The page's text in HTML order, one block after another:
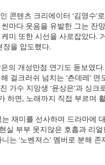
콘텐츠 크리에이터 ‘김영수’
마다 웃음을 유발한 그는 잔
미 또한 시선을 사로잡았다.
장을 압도했다.
의 개성만점 연기도 돋보였
걸크러쉬 넘치는 ‘츤데레’
가수 지망생 ‘윤상은’과 싱크
하면, 노래까지 직접 부르며
재미를 선사하며 드라마에
실 부부 못지않은 호흡과 리
는 ‘노벤져스’ 멤버로 분해